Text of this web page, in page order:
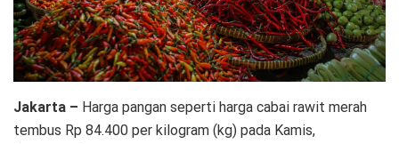
Jakarta – Harga pangan seperti harga cabai rawit merah
tembus Rp 84.400 per kilogram (kg) pada Kamis,